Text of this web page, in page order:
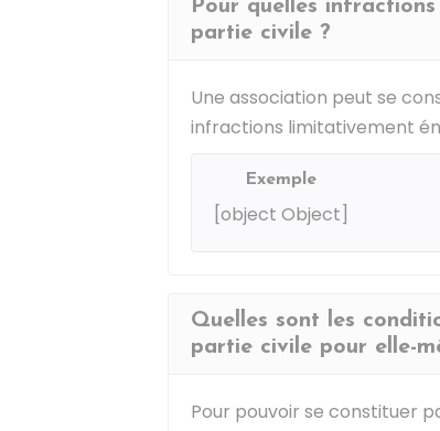
Pour quelles
partie civile ?
Une association peut se
infractions limitativement
Exemple
[object Object]
Quelles sont les
partie civile pour elle-
Pour pouvoir se constituer